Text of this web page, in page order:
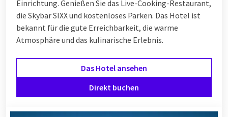
Einrichtung. Genießen Sie das Live-Cooking-Restaurant,
die Skybar SIXX und kostenloses Parken. Das Hotel ist
bekannt für die gute Erreichbarkeit, die warme
Atmosphäre und das kulinarische Erlebnis.
Das Hotel ansehen
Direkt buchen